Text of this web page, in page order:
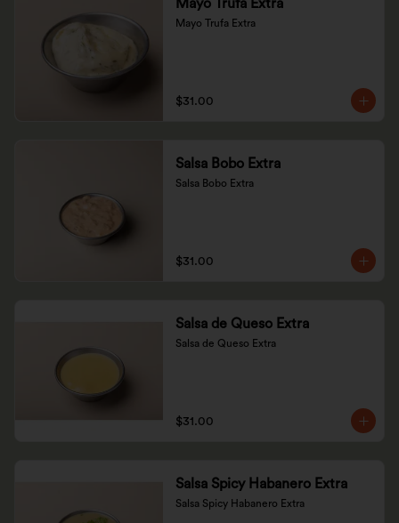
Mayo Trufa Extra
Mayo Trufa Extra
$31.00
Salsa Bobo Extra
Salsa Bobo Extra
$31.00
Salsa de Queso Extra
Salsa de Queso Extra
$31.00
Salsa Spicy Habanero Extra
Salsa Spicy Habanero Extra